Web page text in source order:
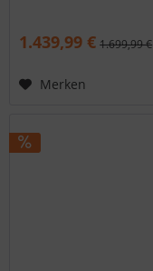
1.439,99 € 1.699,99 €
Merken